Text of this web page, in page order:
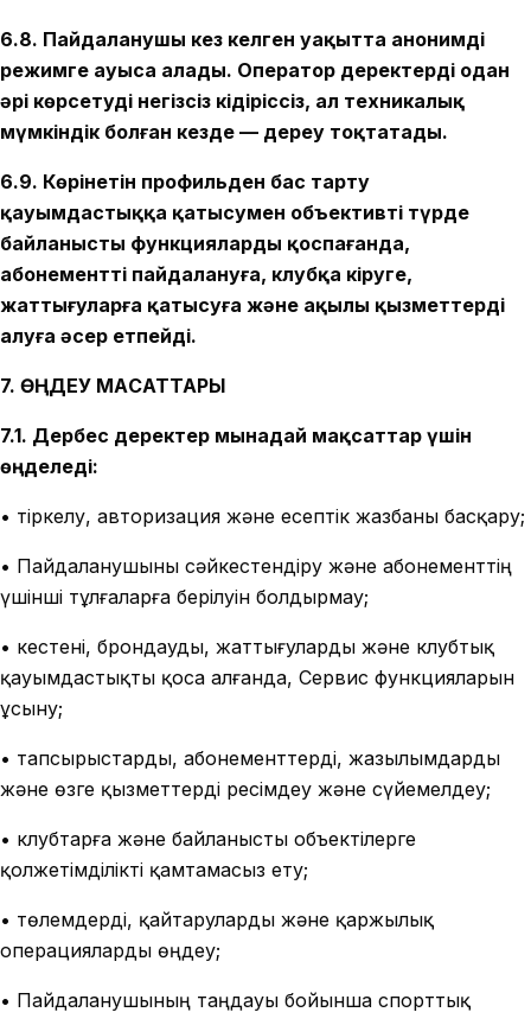
6.8. Пайдаланушы кез келген уақытта анонимді
режимге ауыса алады. Оператор деректерді одан
әрі көрсетуді негізсіз кідіріссіз, ал техникалық
мүмкіндік болған кезде — дереу тоқтатады.
6.9. Көрінетін профильден бас тарту
қауымдастыққа қатысумен объективті түрде
байланысты функцияларды қоспағанда,
абонементті пайдалануға, клубқа кіруге,
жаттығуларға қатысуға және ақылы қызметтерді
алуға әсер етпейді.
7. ӨҢДЕУ МАҚСАТТАРЫ
7.1. Дербес деректер мынадай мақсаттар үшін
өңделеді:
• тіркелу, авторизация және есептік жазбаны басқару;
• Пайдаланушыны сәйкестендіру және абонементтің
үшінші тұлғаларға берілуін болдырмау;
• кестені, брондауды, жаттығуларды және клубтық
қауымдастықты қоса алғанда, Сервис функцияларын
ұсыну;
• тапсырыстарды, абонементтерді, жазылымдарды
және өзге қызметтерді ресімдеу және сүйемелдеу;
• клубтарға және байланысты объектілерге
қолжетімділікті қамтамасыз ету;
• төлемдерді, қайтаруларды және қаржылық
операцияларды өңдеу;
• Пайдаланушының таңдауы бойынша спорттық